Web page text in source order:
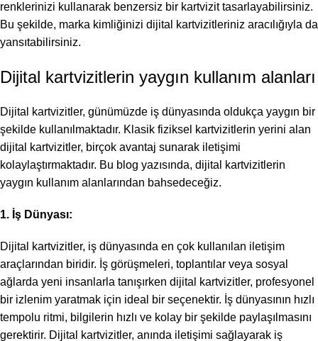
renklerinizi kullanarak benzersiz bir kartvizit tasarlayabilirsiniz.
Bu şekilde, marka kimliğinizi dijital kartvizitleriniz aracılığıyla da
yansıtabilirsiniz.
Dijital kartvizitlerin yaygın kullanım alanları
Dijital kartvizitler, günümüzde iş dünyasında oldukça yaygın bir
şekilde kullanılmaktadır. Klasik fiziksel kartvizitlerin yerini alan
dijital kartvizitler, birçok avantaj sunarak iletişimi
kolaylaştırmaktadır. Bu blog yazısında, dijital kartvizitlerin
yaygın kullanım alanlarından bahsedeceğiz.
1. İş Dünyası:
Dijital kartvizitler, iş dünyasında en çok kullanılan iletişim
araçlarından biridir. İş görüşmeleri, toplantılar veya sosyal
ağlarda yeni insanlarla tanışırken dijital kartvizitler, profesyonel
bir izlenim yaratmak için ideal bir seçenektir. İş dünyasının hızlı
tempolu ritmi, bilgilerin hızlı ve kolay bir şekilde paylaşılmasını
gerektirir. Dijital kartvizitler, anında iletişimi sağlayarak iş